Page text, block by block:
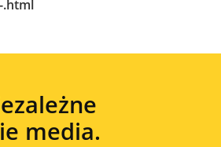
.html
media.